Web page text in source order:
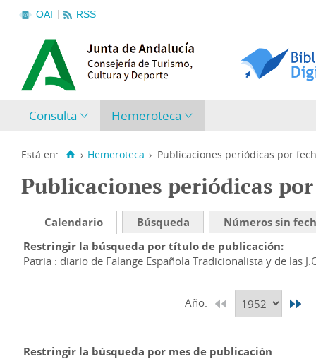
OAI RSS
Consulta Hemeroteca
Está en: › Hemeroteca › Publicaciones periódicas por
Publicaciones periódicas
Calendario Búsqueda
Números sin
Restringir la búsqueda por título de publicación
Patria : diario de Falange Española Tradicionalista y de las
Año:
Restringir la búsqueda por mes de publicación